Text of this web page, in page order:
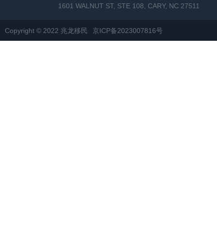
1601 WALNUT ST, STE 108, CARY, NC 27511
Copyright © 2022 兆龙移民 京ICP备2023007816号